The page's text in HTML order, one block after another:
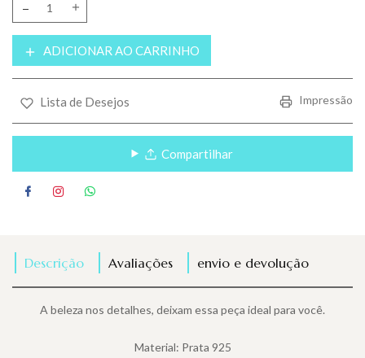
Translation missing: pt-BR.products.product.decrease
Translation missing: pt-BR.products.product.increase
ADICIONAR AO CARRINHO
Lista de Desejos Impressão
Compartilhar
Descrição Avaliações envio e devolução
A beleza nos detalhes, deixam essa peça ideal para você.
Material: Prata 925